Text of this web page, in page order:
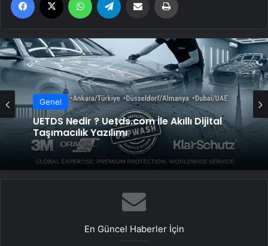
Genel
UETDS Nedir ? Uetds.com İle Akıllı Dijital
Taşımacılık Yazılımı
En Güncel Haberler İçin